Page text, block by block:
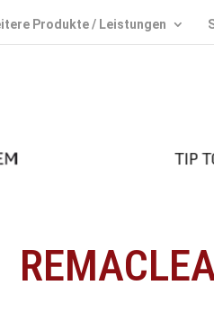
Produkte / Leistungen